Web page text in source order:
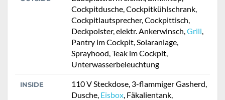
Cockpitdusche, Cockpitkühlschrank,
Cockpitlautsprecher, Cockpittisch,
Deckpolster, elektr. Ankerwinsch, Grill
Pantry im Cockpit, Solaranlage,
Sprayhood, Teak im Cockpit,
Unterwasserbeleuchtung
INSIDE
110 V Steckdose, 3-flammiger Gasherd,
Dusche, Eisbox , Fäkalientank,